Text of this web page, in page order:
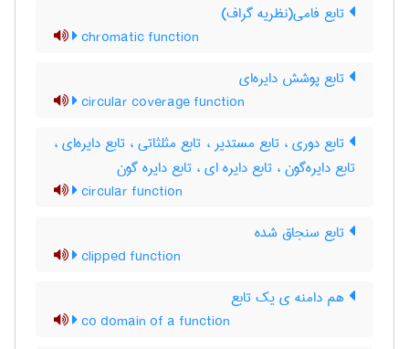
تابع فامی(نظریه گراف)
chromatic function
تابع پوشش دایره‌ای
circular coverage function
تابع دوری ، تابع مستدیر ، تابع مثلثاتی ، تابع دایره‌ای ،
تابع دایره‌گون ، تابع دایره ای ، تابع دایره گون
circular function
تابع سنجاق شده
clipped function
هم دامنه ی یک تابع
co domain of a function